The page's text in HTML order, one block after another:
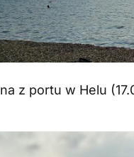
z portu w Helu